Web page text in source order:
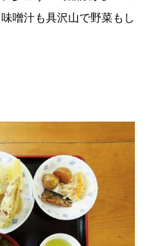
噌汁も具沢山で野菜もし